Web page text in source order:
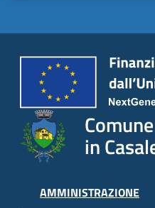
in
AMMINISTRAZIONE